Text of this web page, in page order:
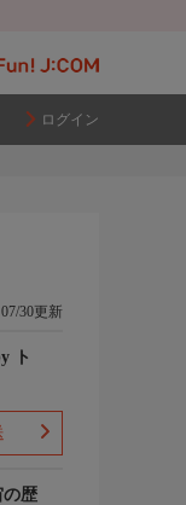
ログイン
07/30更新
ト
の歴